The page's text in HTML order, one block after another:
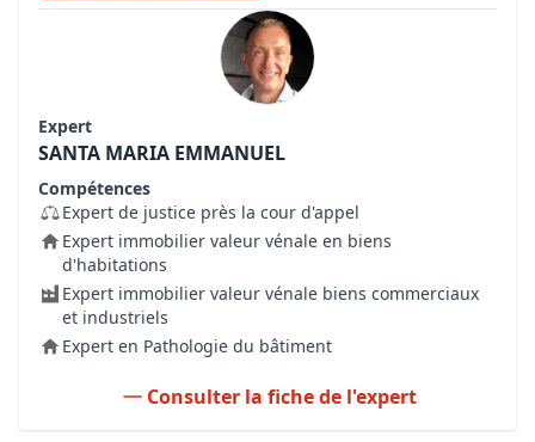
Expert
SANTA MARIA EMMANUEL
Compétences
Expert de justice près la cour d'appel
Expert immobilier valeur vénale en biens
d'habitations
Expert immobilier valeur vénale biens commerciaux
et industriels
Expert en Pathologie du bâtiment
Consulter la fiche de l'expert